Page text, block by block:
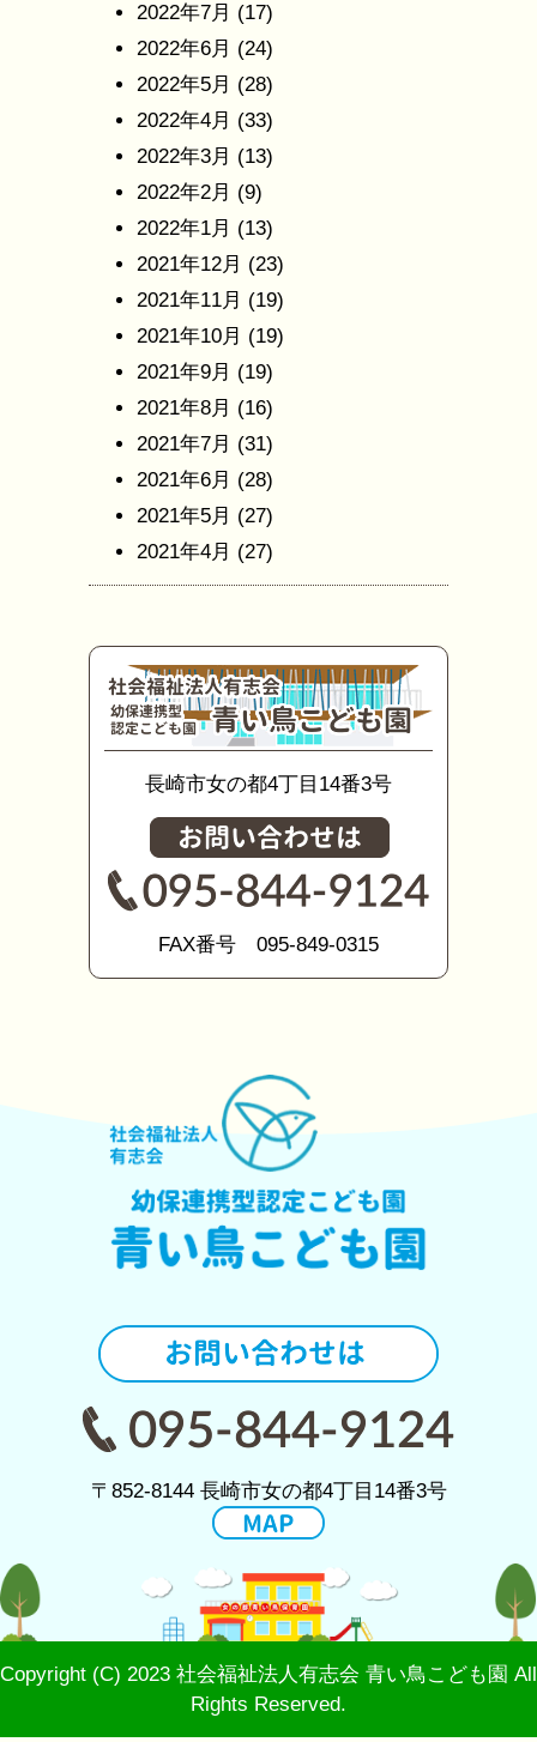
2022年7月 (17)
2022年6月 (24)
2022年5月 (28)
2022年4月 (33)
2022年3月 (13)
2022年2月 (9)
2022年1月 (13)
2021年12月 (23)
2021年11月 (19)
2021年10月 (19)
2021年9月 (19)
2021年8月 (16)
2021年7月 (31)
2021年6月 (28)
2021年5月 (27)
2021年4月 (27)
長崎市女の都4丁目14番3号
FAX番号 095-849-0315
〒852-8144 長崎市女の都4丁目14番3号
Copyright (C) 2023 社会福祉法人有志会 青い鳥こども園 All
Rights Reserved.